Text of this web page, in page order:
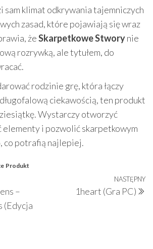
sam klimat odkrywania tajemniczych
zasad, które pojawiają się wraz
żeSkarpetkowe Stworynie
rozrywką, ale tytułem, do
rodzinie grę, która łączy
ciekawością, ten produkt
Wystarczy otworzyć
elementy i pozwolić skarpetkowym
co potrafią najlepiej.
Produkt
–
(Edycja
NASTĘPNY
1heart (Gra PC)